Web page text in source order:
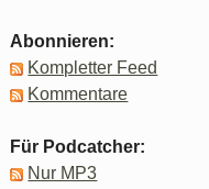
Abonnieren:
Kompletter Feed
Kommentare
Für Podcatcher:
Nur MP3